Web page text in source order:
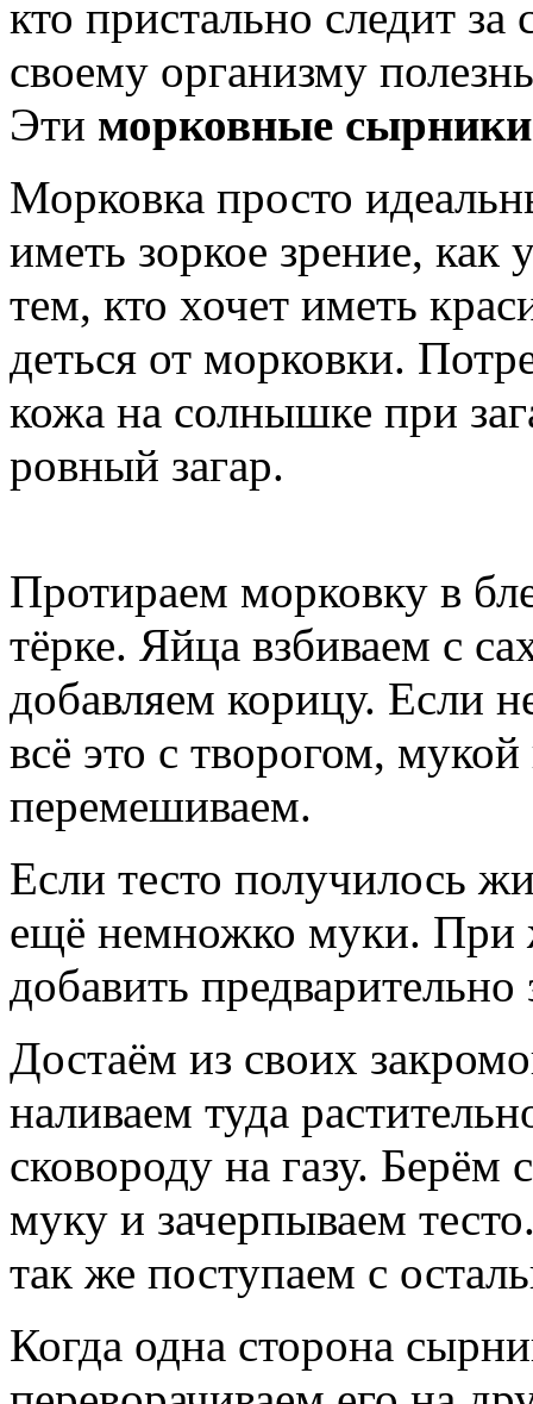
кто пристально следит
своему организму
Эти морковные сырники
Морковка просто
иметь зоркое зрение, как
тем, кто хочет иметь
деться от морковки.
кожа на солнышке при
ровный загар.
Протираем морковку в
тёрке. Яйца взбиваем с
добавляем корицу. Если
всё это с творогом,
перемешиваем.
Если тесто получилось
ещё немножко муки. При
добавить
Достаём из своих
наливаем туда
сковороду на газу. Берём
муку и зачерпываем
так же поступаем с
Когда одна сторона